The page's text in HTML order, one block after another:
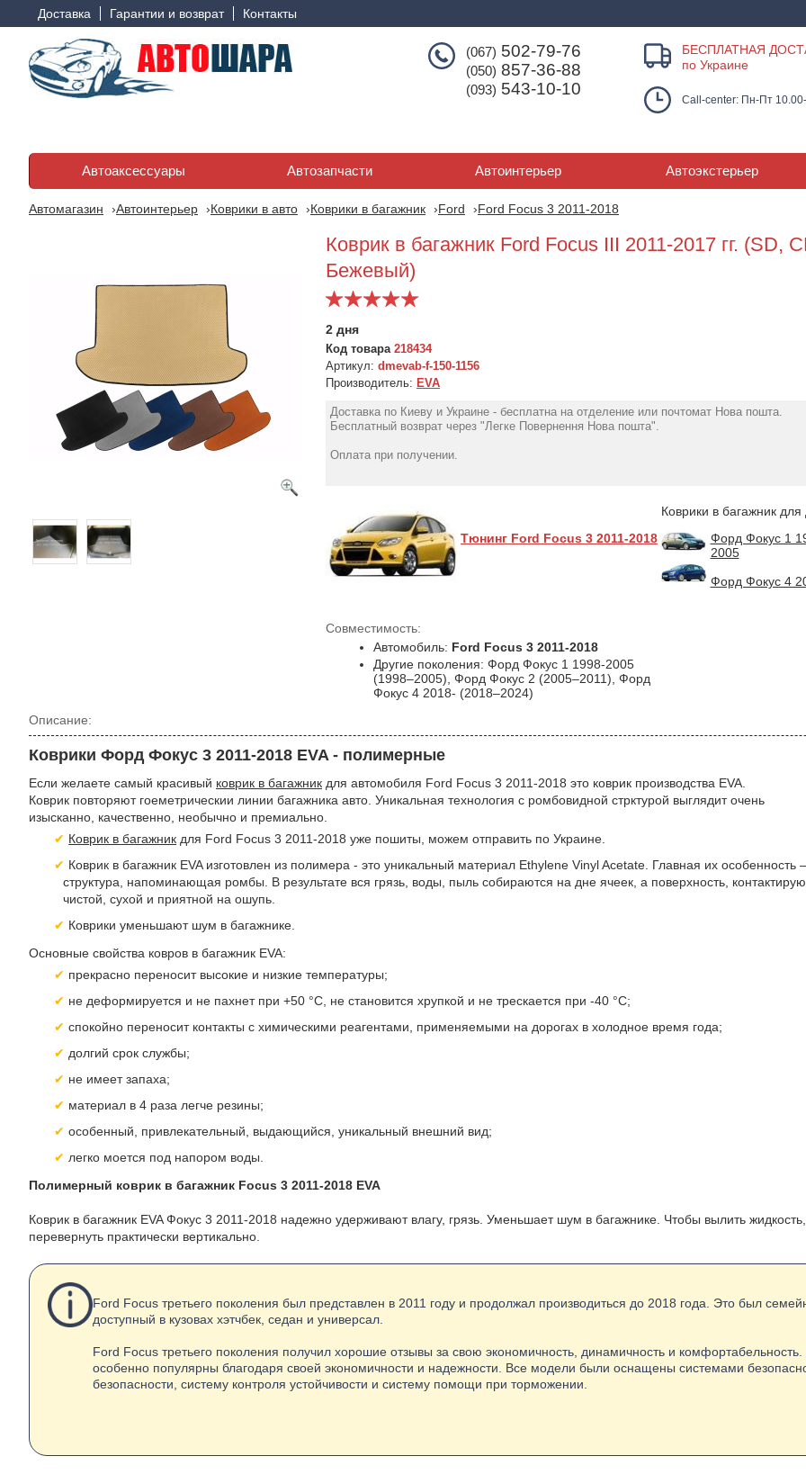
Доставка Гарантии и возврат Контакты
(067) 502-79-76
(050) 857-36-88
(093) 543-10-10
БЕСПЛАТНАЯ
по Украине
Call-center: Пн-Пт
Автоаксессуары Автозапчасти Автоинтерьер Автоэкстерьер
Автомагазин Автоинтерьер Коврики в авто Коврики в багажник Ford Ford Focus 3 2011-2018
Коврик в багажник Ford Focus III 2011-2017 гг. (SD,
Бежевый)
2 дня
Код товара 218434
Артикул: dmevab-f-150-1156
Производитель: EVA
Доставка по Киеву и Украине - бесплатна на отделение или почтомат Нова пошта.
Бесплатный возврат через "Легке Повернення Нова пошта".
Оплата при получении.
Тюнинг Ford Focus 3 2011-2018
Совместимость:
Автомобиль: Ford Focus 3 2011-2018
Другие поколения: Форд Фокус 1 1998-2005
(1998–2005), Форд Фокус 2 (2005–2011), Форд
Фокус 4 2018- (2018–2024)
Коврики в багажник для
Форд Фокус 1
2005
Форд Фокус 4
Описание:
Коврики Форд Фокус 3 2011-2018 EVA - полимерные
Если желаете самый красивый коврик в багажник для автомобиля Ford Focus 3 2011-2018 это коврик производства EVA.
Коврик повторяют гоеметрическии линии багажника авто. Уникальная технология с ромбовидной стрктурой выглядит очень
изысканно, качественно, необычно и премиально.
Коврик в багажник для Ford Focus 3 2011-2018 уже пошиты, можем отправить по Украине.
Коврик в багажник EVA изготовлен из полимера - это уникальный материал Ethylene Vinyl Acetate. Главная их особенность
структура, напоминающая ромбы. В результате вся грязь, воды, пыль собираются на дне ячеек, а поверхность,
чистой, сухой и приятной на ошупь.
Коврики уменьшают шум в багажнике.
Основные свойства ковров в багажник EVA:
прекрасно переносит высокие и низкие температуры;
не деформируется и не пахнет при +50 °С, не становится хрупкой и не трескается при -40 °С;
спокойно переносит контакты с химическими реагентами, применяемыми на дорогах в холодное время года;
долгий срок службы;
не имеет запаха;
материал в 4 раза легче резины;
особенный, привлекательный, выдающийся, уникальный внешний вид;
легко моется под напором воды.
Полимерный коврик в багажник Focus 3 2011-2018 EVA
Коврик в багажник EVA Фокус 3 2011-2018 надежно удерживают влагу, грязь. Уменьшает шум в багажнике. Чтобы вылить
перевернуть практически вертикально.
Ford Focus третьего поколения был представлен в 2011 году и продолжал производиться до 2018 года. Это был
доступный в кузовах хэтчбек, седан и универсал.
Ford Focus третьего поколения получил хорошие отзывы за свою экономичность, динамичность и
особенно популярны благодаря своей экономичности и надежности. Все модели были оснащены системами
безопасности, систему контроля устойчивости и систему помощи при торможении.
(2011-2018) Hatchback
(докатка) с бортиками
(SD, США,